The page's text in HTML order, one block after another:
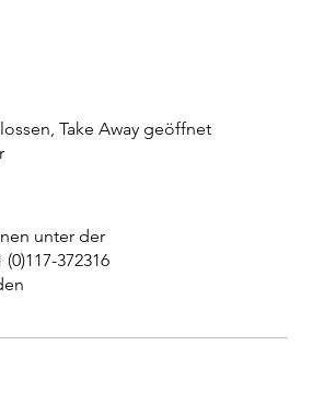
Take Away geöffnet
unter der
372316